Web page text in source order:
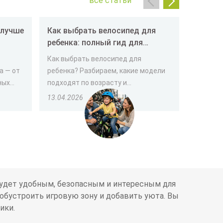
— от
Как выбрать велосипед для
ребенка: полный гид для
родителей
Как выбрать велосипед для
ребенка? Разбираем, какие модели
подходят по возрасту и...
13.04.2026
удобным, безопасным и интересным для
игровую зону и добавить уюта. Вы